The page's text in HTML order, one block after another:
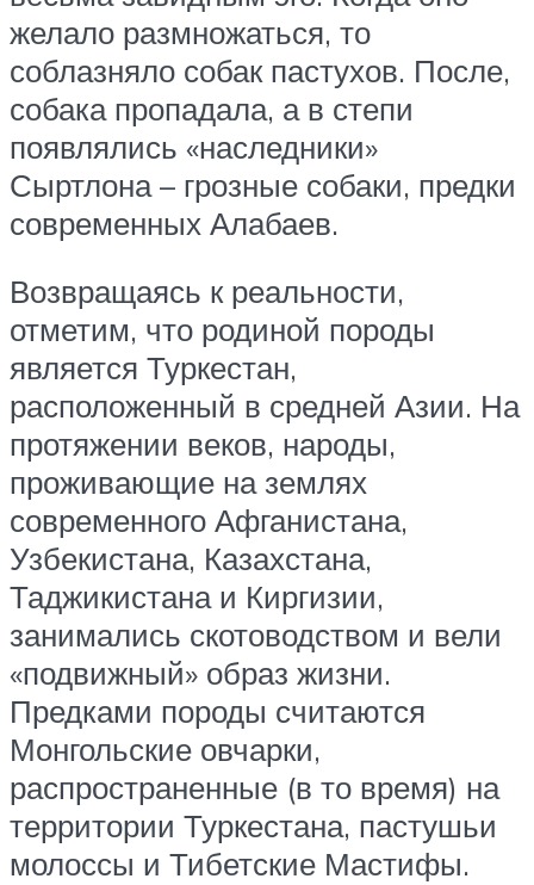
желало размножаться, то
соблазняло собак пастухов. После,
собака пропадала, а в степи
появлялись «наследники»
Сыртлона – грозные собаки, предки
современных Алабаев.
Возвращаясь к реальности,
отметим, что родиной породы
является Туркестан,
расположенный в средней Азии. На
протяжении веков, народы,
проживающие на землях
современного Афганистана,
Узбекистана, Казахстана,
Таджикистана и Киргизии,
занимались скотоводством и вели
«подвижный» образ жизни.
Предками породы считаются
Монгольские овчарки,
распространенные (в то время) на
территории Туркестана, пастушьи
молоссы и Тибетские Мастифы.